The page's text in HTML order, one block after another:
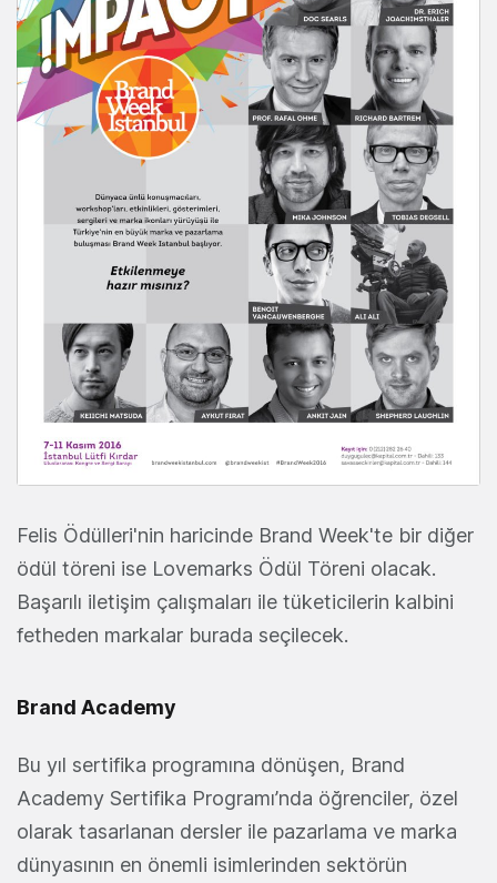
Felis Ödülleri'nin haricinde Brand Week'te bir diğer
ödül töreni ise Lovemarks Ödül Töreni olacak.
Başarılı iletişim çalışmaları ile tüketicilerin kalbini
fetheden markalar burada seçilecek.
Brand Academy
Bu yıl sertifika programına dönüşen, Brand
Academy Sertifika Programı’nda öğrenciler, özel
olarak tasarlanan dersler ile pazarlama ve marka
dünyasının en önemli isimlerinden sektörün